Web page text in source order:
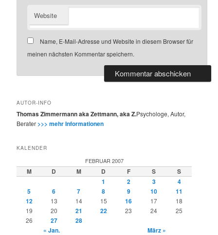
Website
Name, E-Mail-Adresse und Website in diesem Browser für
meinen nächsten Kommentar speichern.
AUTOR-INFO
Thomas Zimmermann aka Zettmann, aka Z.Psychologe, Autor,
Berater >>> mehr Informationen
KALENDER
FEBRUAR 2007
M D M D F S
S
1
2 3
4
5
6 7 8 9 10
11
12
13 14 15 16 17
18
19
20 21 22 23 24
25
26
27
28
« Jan.
März »